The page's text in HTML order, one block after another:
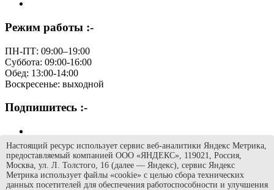
Режим работы :-
ПН-ПТ: 09:00–19:00
Суббота: 09:00-16:00
Обед: 13:00-14:00
Воскресенье: выходной
Подпишитесь :-
Навигация :-
Настоящий ресурс использует сервис веб-аналитики Яндекс Метрика,
предоставляемый компанией ООО «ЯНДЕКС», 119021, Россия,
Москва, ул. Л. Толстого, 16 (далее — Яндекс), сервис Яндекс
Метрика использует файлы «cookie» с целью сбора технических
данных посетителей для обеспечения работоспособности и улучшения